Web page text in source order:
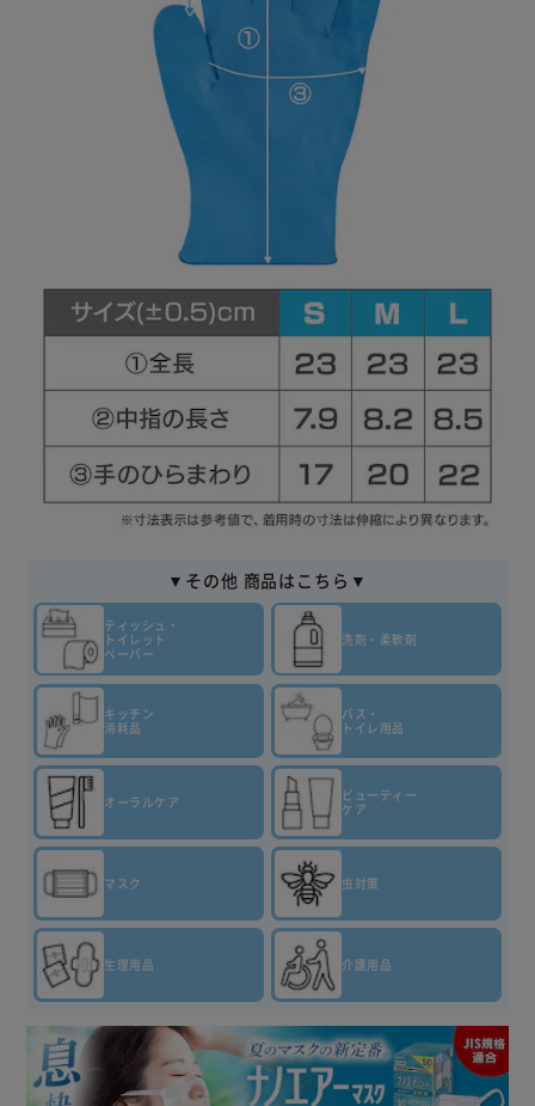
▼その他 商品はこちら▼
ティッシュ・
トイレット
ペーパー
洗剤・柔軟剤
キッチン
消耗品
バス・
トイレ用品
オーラルケア
ビューティー
ケア
マスク 虫対策
生理用品 介護用品